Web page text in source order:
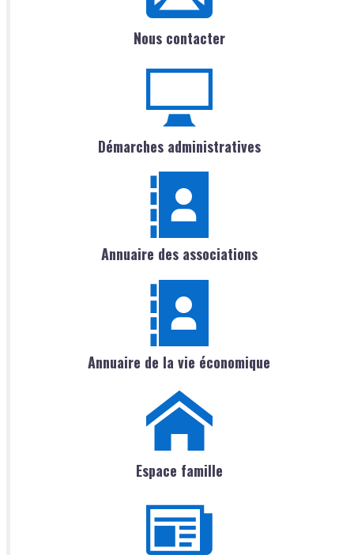
Nous contacter
Démarches administratives
Annuaire des associations
Annuaire de la vie économique
Espace famille